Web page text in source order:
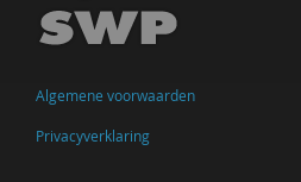
Marcel de Rooij
Anettte de Valk
Clementine Degener
Algemene voorwaarden
Privacyverklaring